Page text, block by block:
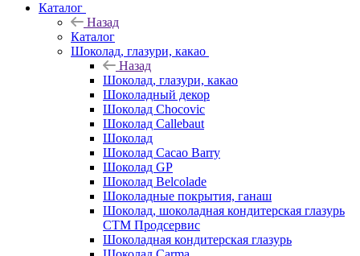
Каталог
Назад
Каталог
Шоколад, глазури, какао
Назад
Шоколад, глазури, какао
Шоколадный декор
Шоколад Chocovic
Шоколад Callebaut
Шоколад
Шоколад Cacao Barry
Шоколад GP
Шоколад Belcolade
Шоколадные покрытия, ганаш
Шоколад, шоколадная кондитерская глазурь
СТМ Продсервис
Шоколадная кондитерская глазурь